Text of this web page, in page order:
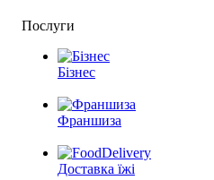
Послуги
Бізнес
Франшиза
Доставка їжі